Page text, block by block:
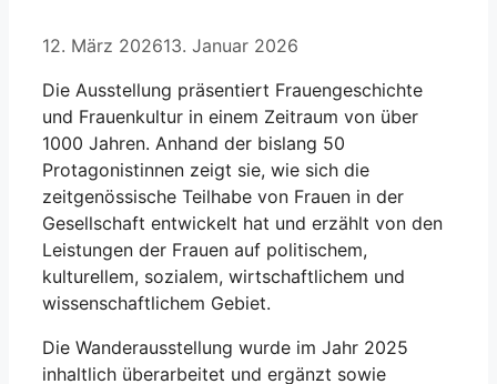
12. März 202613. Januar 2026
Die Ausstellung präsentiert Frauengeschichte
und Frauenkultur in einem Zeitraum von über
1000 Jahren. Anhand der bislang 50
Protagonistinnen zeigt sie, wie sich die
zeitgenössische Teilhabe von Frauen in der
Gesellschaft entwickelt hat und erzählt von den
Leistungen der Frauen auf politischem,
kulturellem, sozialem, wirtschaftlichem und
wissenschaftlichem Gebiet.
Die Wanderausstellung wurde im Jahr 2025
inhaltlich überarbeitet und ergänzt sowie